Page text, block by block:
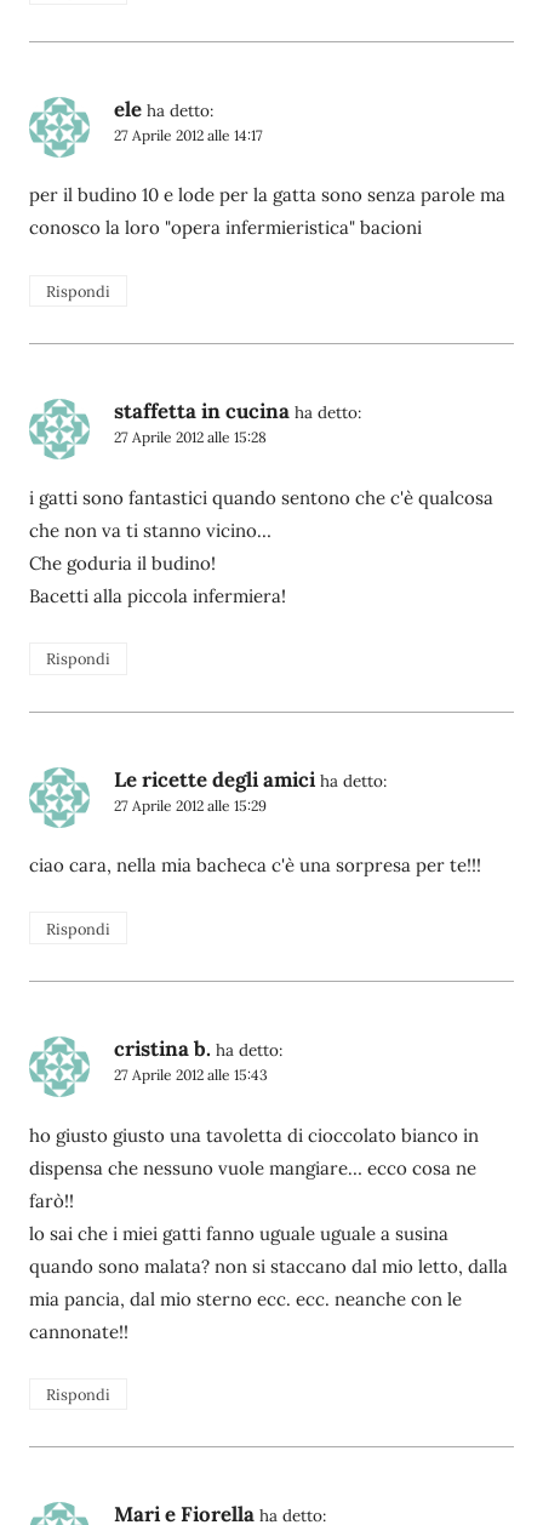
ele ha detto:
27 Aprile 2012 alle 14:17
per il budino 10 e lode per la gatta sono senza parole ma
conosco la loro "opera infermieristica" bacioni
Rispondi
staffetta in cucina ha detto:
27 Aprile 2012 alle 15:28
i gatti sono fantastici quando sentono che c'è qualcosa
che non va ti stanno vicino…
Che goduria il budino!
Bacetti alla piccola infermiera!
Rispondi
Le ricette degli amici ha detto:
27 Aprile 2012 alle 15:29
ciao cara, nella mia bacheca c'è una sorpresa per te!!!
Rispondi
cristina b. ha detto:
27 Aprile 2012 alle 15:43
ho giusto giusto una tavoletta di cioccolato bianco in
dispensa che nessuno vuole mangiare… ecco cosa ne
farò!!
lo sai che i miei gatti fanno uguale uguale a susina
quando sono malata? non si staccano dal mio letto, dalla
mia pancia, dal mio sterno ecc. ecc. neanche con le
cannonate!!
Rispondi
Mari e Fiorella ha detto: